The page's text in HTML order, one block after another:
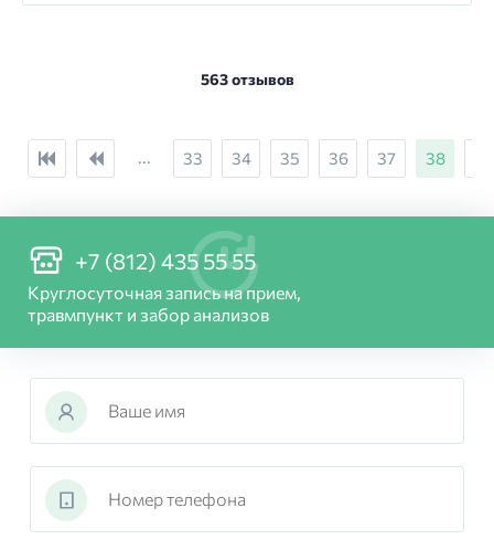
563 отзывов
... 33 34 35 36 37 38
+7 (812) 435 55 55
Круглосуточная запись на прием,
травмпункт и забор анализов